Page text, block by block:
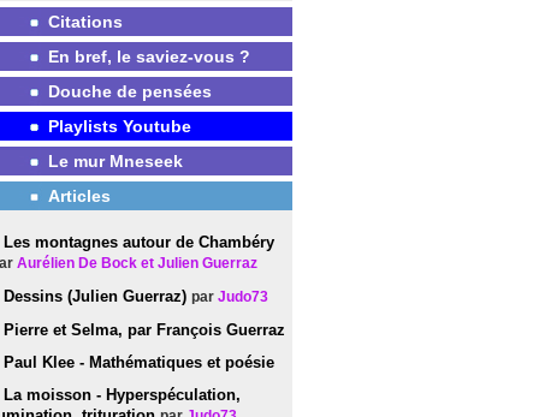
Citations
En bref, le saviez-vous ?
Douche de pensées
Playlists Youtube
Le mur Mneseek
Articles
Les montagnes autour de Chambéry
Aurélien De Bock et Julien Guerraz
Dessins (Julien Guerraz) par Judo73
Pierre et Selma, par François Guerraz
Paul Klee - Mathématiques et poésie
La moisson - Hyperspéculation,